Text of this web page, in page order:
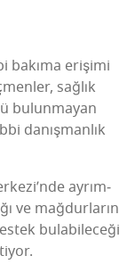
bakı­ma eri­şi­mi
sağ­lık
bulun­ma­yan
danış­man­lık
ayrım­
ve mağ­dur­la­rın
bula­bi­le­ce­ği